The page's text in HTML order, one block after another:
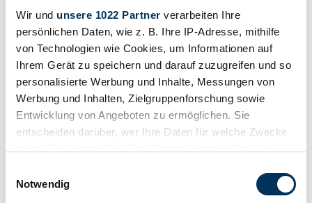
Wir und unsere 1022 Partner verarbeiten Ihre
persönlichen Daten, wie z. B. Ihre IP-Adresse, mithilfe
von Technologien wie Cookies, um Informationen auf
Ihrem Gerät zu speichern und darauf zuzugreifen und so
personalisierte Werbung und Inhalte, Messungen von
Werbung und Inhalten, Zielgruppenforschung sowie
Entwicklung von Angeboten zu ermöglichen. Sie
entscheiden darüber, wer Ihre Daten für welche Zwecke
Trigger Symbol ändern oder widerrufen
Notwendig
€ 5.000vor 3 Jahren